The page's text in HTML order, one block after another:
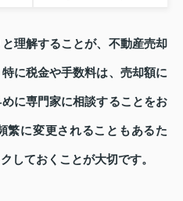
理解することが、不動産売却
に税金や手数料は、売却額に
に専門家に相談することをお
繁に変更されることもあるた
しておくことが大切です。